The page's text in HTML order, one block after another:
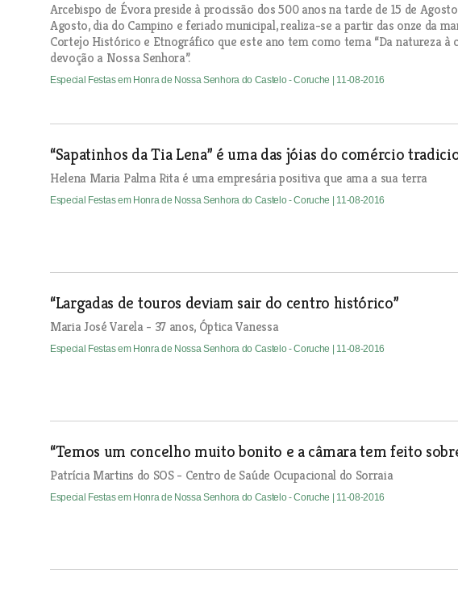
Arcebispo de Évora preside à procissão dos 500 anos na tarde de 15 de
Agosto, dia do Campino e feriado municipal, realiza-se a partir das onze da
Cortejo Histórico e Etnográfico que este ano tem como tema “Da natureza à
devoção a Nossa Senhora”.
Especial Festas em Honra de Nossa Senhora do Castelo - Coruche | 11-08-2016
“Sapatinhos da Tia Lena” é uma das jóias do comércio
Helena Maria Palma Rita é uma empresária positiva que ama a sua terra
Especial Festas em Honra de Nossa Senhora do Castelo - Coruche | 11-08-2016
“Largadas de touros deviam sair do centro histórico”
Maria José Varela - 37 anos, Óptica Vanessa
Especial Festas em Honra de Nossa Senhora do Castelo - Coruche | 11-08-2016
“Temos um concelho muito bonito e a câmara tem feito
Patrícia Martins do SOS - Centro de Saúde Ocupacional do Sorraia
Especial Festas em Honra de Nossa Senhora do Castelo - Coruche | 11-08-2016